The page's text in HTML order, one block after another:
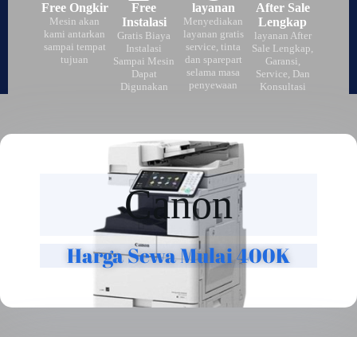
Free Ongkir
Mesin akan
kami antarkan
sampai tempat
tujuan
Free
Instalasi
Gratis Biaya
Instalasi
Sampai Mesin
Dapat
Digunakan
layanan
Menyediakan
layanan gratis
service, tinta
dan sparepart
selama masa
penyewaan
After Sale
Lengkap
layanan After
Sale Lengkap,
Garansi,
Service, Dan
Konsultasi
Canon
Harga Sewa Mulai 400K